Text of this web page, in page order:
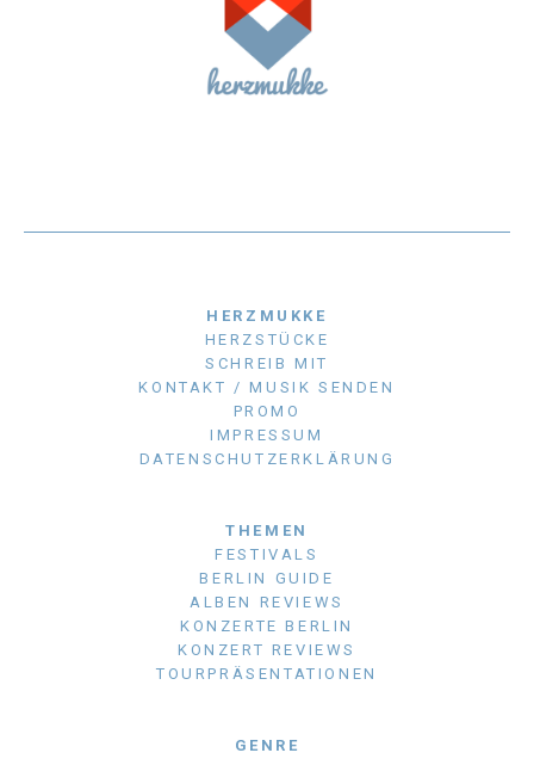
HERZMUKKE
HERZSTÜCKE
SCHREIB MIT
KONTAKT / MUSIK SENDEN
PROMO
IMPRESSUM
DATENSCHUTZERKLÄRUNG
THEMEN
FESTIVALS
BERLIN GUIDE
ALBEN REVIEWS
KONZERTE BERLIN
KONZERT REVIEWS
TOURPRÄSENTATIONEN
GENRE